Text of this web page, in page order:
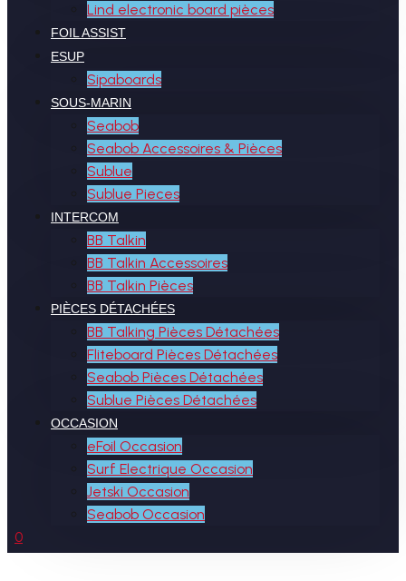
Lind electronic board pièces
FOIL ASSIST
ESUP
Sipaboards
SOUS-MARIN
Seabob
Seabob Accessoires & Pièces
Sublue
Sublue Pieces
INTERCOM
BB Talkin
BB Talkin Accessoires
BB Talkin Pièces
PIÈCES DÉTACHÉES
BB Talking Pièces Détachées
Fliteboard Pièces Détachées
Seabob Pièces Détachées
Sublue Pièces Détachées
OCCASION
eFoil Occasion
Surf Electrique Occasion
Jetski Occasion
Seabob Occasion
0